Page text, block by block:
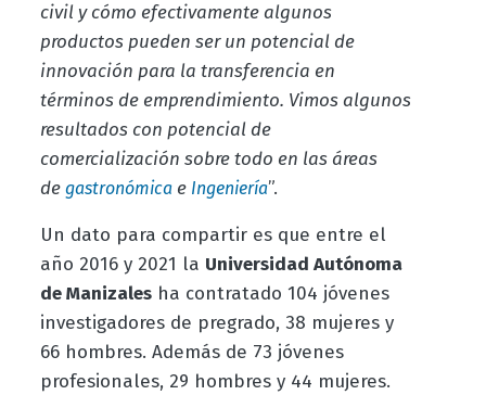
civil y cómo efectivamente algunos
productos pueden ser un potencial de
innovación para la transferencia en
términos de emprendimiento. Vimos algunos
resultados con potencial de
comercialización sobre todo en las áreas
de gastronómicae Ingeniería”.
Un dato para compartir es que entre el
año 2016 y 2021 la Universidad Autónoma
de Manizalesha contratado 104 jóvenes
investigadores de pregrado, 38 mujeres y
66 hombres. Además de 73 jóvenes
profesionales, 29 hombres y 44 mujeres.